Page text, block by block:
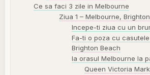
Ce sa faci 3 zile in Melbourne
Ziua 1 – Melbourne,
Incepe-ti ziua cu un
Fa-ti o poza cu
Brighton Beach
Ia orasul Melbourne la
Queen Victoria